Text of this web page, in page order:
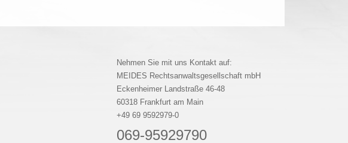
Nehmen Sie mit uns Kontakt auf:
MEIDES Rechtsanwaltsgesellschaft mbH
Eckenheimer Landstraße 46-48
60318 Frankfurt am Main
+49 69 9592979-0
069-95929790